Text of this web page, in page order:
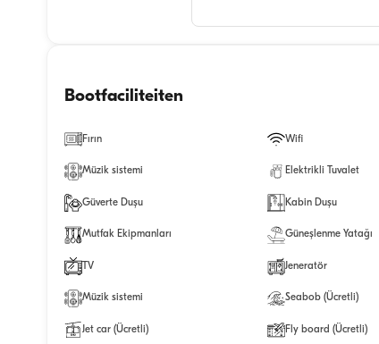
Bootfaciliteiten
Fırın Wifi
Müzik sistemi Elektrikli Tuvalet
Güverte Duşu Kabin Duşu
Mutfak Ekipmanları Güneşlenme Yatağı
TV Jeneratör
Müzik sistemi Seabob (Ücretli)
Jet car (Ücretli) Fly board (Ücretli)